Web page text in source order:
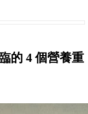
的 4 個營養重